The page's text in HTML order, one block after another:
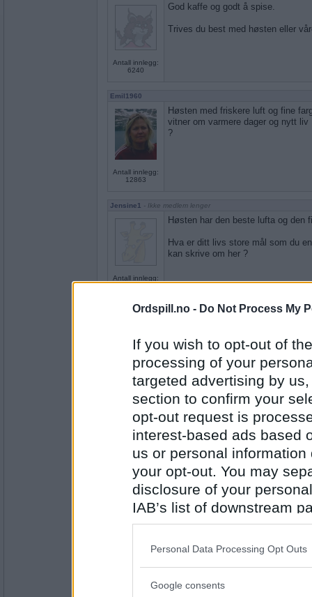
Ordspill.no - Do Not Process My
If you wish to opt-out of
processing of your
targeted advertising by
section to confirm your
opt-out request is
interest-based ads based
us or personal
your opt-out. You may
disclosure of your
IAB’s list of downstream
also be disclosed by us
Downstream Participants
Please note that this
Personal Data Processing Opt Outs
Google consents
Antall innlegg:
6240
God kaffe og godt å spise.
Trives du best med høsten eller
Emil1960
Antall innlegg:
12863
Høsten med friskere luft og fine
vitner om varmere dager og nytt liv
?
Jensine1 - Ikke medlem lenger
Antall innlegg:
1984
Høsten har den beste lufta og den
Hva er ditt livs store mål som du
kan skrive om her ?
Antall innlegg:
43107
forrige århundres levekår. Har
Er du ofte på besøk hos eldre, -
sykehjem?
Antall innlegg:
Nei, men spiller i hvert fall konsert
Tar du deg av noen dyr som ikke